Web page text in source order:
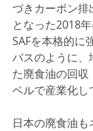
づきカーボン排
となった2018
SAFを本格的に
バスのように、
た廃食油の回収
ベルで産業化し
日本の廃食油